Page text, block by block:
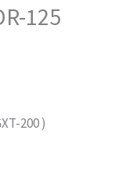
125
200 )